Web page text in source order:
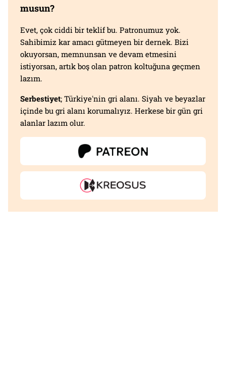
musun?
Evet, çok ciddi bir teklif bu. Patronumuz yok.
Sahibimiz kar amacı gütmeyen bir dernek. Bizi
okuyorsan, memnunsan ve devam etmesini
istiyorsan, artık boş olan patron koltuğuna geçmen
lazım.
Serbestiyet; Türkiye'nin gri alanı. Siyah ve beyazlar
içinde bu gri alanı korumalıyız. Herkese bir gün gri
alanlar lazım olur.